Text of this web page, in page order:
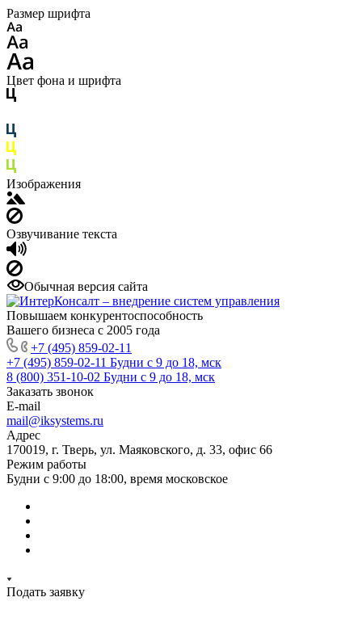
Размер шрифта
Цвет фона и шрифта
Изображения
Озвучивание текста
Обычная версия сайта
Повышаем конкурентоспособность
Вашего бизнеса с 2005 года
+7 (495) 859-02-11
+7 (495) 859-02-11 Будни с 9 до 18, мск
8 (800) 351-10-02 Будни с 9 до 18, мск
Заказать звонок
E-mail
mail@iksystems.ru
Адрес
170019, г. Тверь, ул. Маяковского, д. 33, офис 66
Режим работы
Будни с 9:00 до 18:00, время московское
Подать заявку